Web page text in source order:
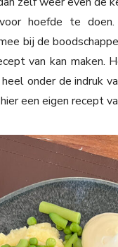
hoefde te
bij de
van kan maken.
onder de indruk
een eigen recept